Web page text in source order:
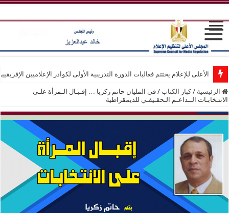
الأعلى للإعلام يختتم فعاليات الدورة التدريبية الأولى لكوادر الإعلاميين
الرئيسية / كبار الكتاب / في المليان حاتم زكريا … إقـبـال الـمرأة علـى
الانتـخابـات الــداعـم الـحقـيقـي للديمقراطية